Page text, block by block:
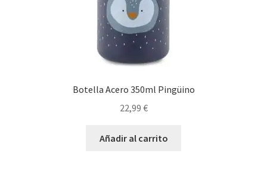
Botella Acero 350ml Pingüino
22,99 €
Añadir al carrito